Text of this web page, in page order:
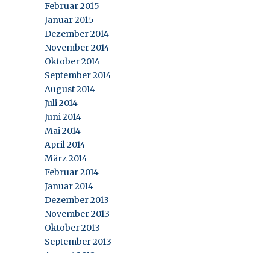
Februar 2015
Januar 2015
Dezember 2014
November 2014
Oktober 2014
September 2014
August 2014
Juli 2014
Juni 2014
Mai 2014
April 2014
März 2014
Februar 2014
Januar 2014
Dezember 2013
November 2013
Oktober 2013
September 2013